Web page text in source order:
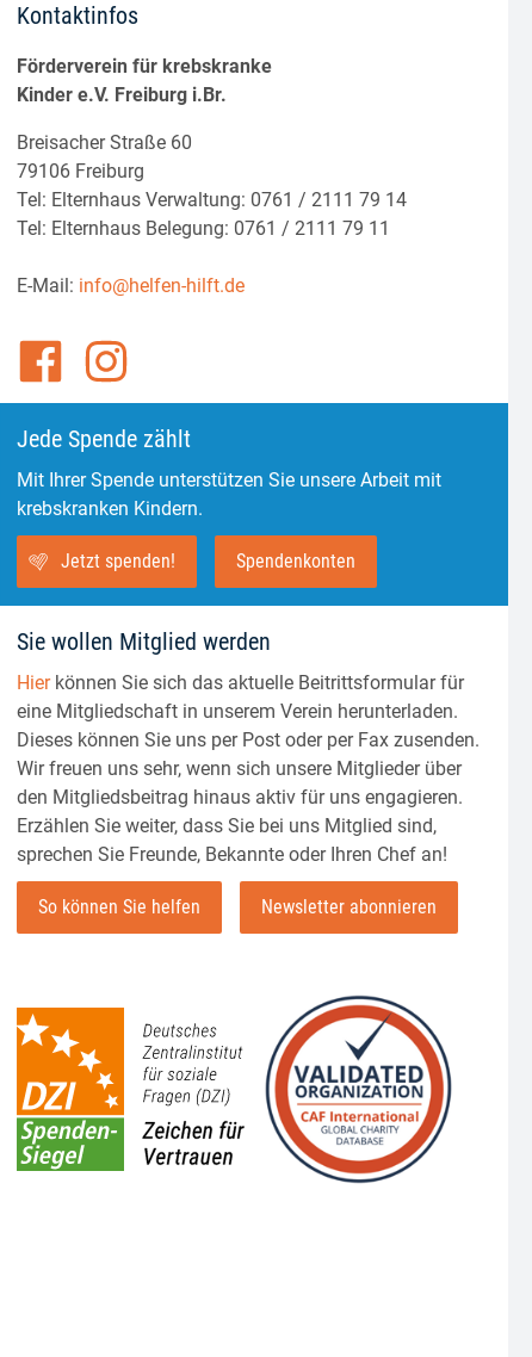
Kontaktinfos
Förderverein für krebskranke
Kinder e.V. Freiburg i.Br.
Breisacher Straße 60
79106 Freiburg
Tel: Elternhaus Verwaltung: 0761 / 2111 79 14
Tel: Elternhaus Belegung: 0761 / 2111 79 11
E-Mail: info@helfen-hilft.de
Jede Spende zählt
Mit Ihrer Spende unterstützen Sie unsere Arbeit mit
krebskranken Kindern.
Jetzt spenden! Spendenkonten
Sie wollen Mitglied werden
Hierkönnen Sie sich das aktuelle Beitrittsformular für
eine Mitgliedschaft in unserem Verein herunterladen.
Dieses können Sie uns per Post oder per Fax zusenden.
Wir freuen uns sehr, wenn sich unsere Mitglieder über
den Mitgliedsbeitrag hinaus aktiv für uns engagieren.
Erzählen Sie weiter, dass Sie bei uns Mitglied sind,
sprechen Sie Freunde, Bekannte oder Ihren Chef an!
So können Sie helfen Newsletter abonnieren